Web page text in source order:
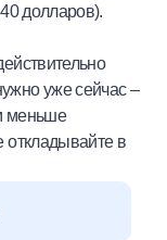
долларов).
уже сейчас –
меньше
откладывайте в